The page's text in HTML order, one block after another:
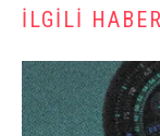
İLGILI